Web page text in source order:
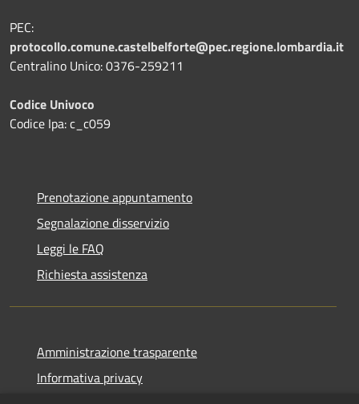
PEC:
protocollo.comune.castelbelforte@pec.regione.lombardia.it
Centralino Unico: 0376-259211
Codice Univoco
Codice Ipa: c_c059
Prenotazione appuntamento
Segnalazione disservizio
Leggi le FAQ
Richiesta assistenza
Amministrazione trasparente
Informativa privacy